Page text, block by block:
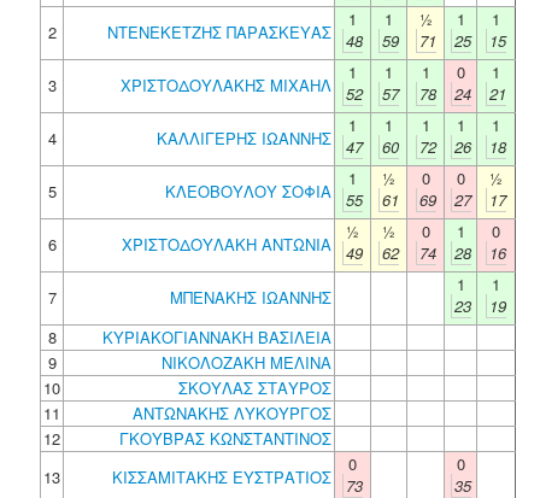
2
ΝΤΕΝΕΚΕΤΖΗΣ ΠΑΡΑΣΚΕΥΑΣ
1
48
1
59
½
71
1
25
1
15
3
ΧΡΙΣΤΟΔΟΥΛΑΚΗΣ ΜΙΧΑΗΛ
1
52
1
57
1
78
0
24
1
21
4
ΚΑΛΛΙΓΕΡΗΣ ΙΩΑΝΝΗΣ
1
47
1
60
1
72
1
26
1
18
5
ΚΛΕΟΒΟΥΛΟΥ ΣΟΦΙΑ
1
55
½
61
0
69
0
27
½
17
6
ΧΡΙΣΤΟΔΟΥΛΑΚΗ ΑΝΤΩΝΙΑ
½
49
½
62
0
74
1
28
0
16
7
ΜΠΕΝΑΚΗΣ ΙΩΑΝΝΗΣ
1
23
1
19
8
ΚΥΡΙΑΚΟΓΙΑΝΝΑΚΗ ΒΑΣΙΛΕΙΑ
9
ΝΙΚΟΛΟΖΑΚΗ ΜΕΛΙΝΑ
10
ΣΚΟΥΛΑΣ ΣΤΑΥΡΟΣ
11
ΑΝΤΩΝΑΚΗΣ ΛΥΚΟΥΡΓΟΣ
12
ΓΚΟΥΒΡΑΣ ΚΩΝΣΤΑΝΤΙΝΟΣ
13
ΚΙΣΣΑΜΙΤΑΚΗΣ ΕΥΣΤΡΑΤΙΟΣ
0
73
0
35